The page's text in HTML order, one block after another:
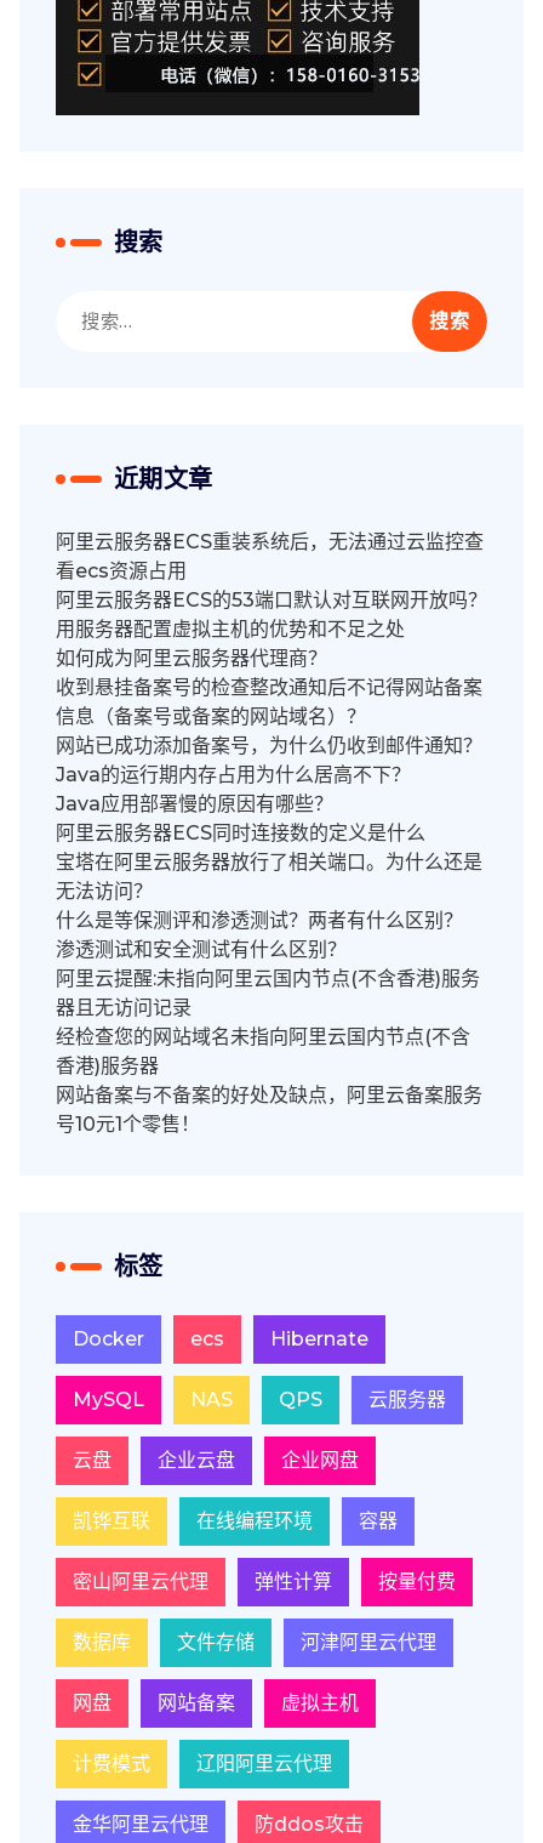
搜索
索：
近期文章
阿里云服务器ECS重装系统后，无法通过云监控查
看ecs资源占用
阿里云服务器ECS的53端口默认对互联网开放吗？
用服务器配置虚拟主机的优势和不足之处
如何成为阿里云服务器代理商？
收到悬挂备案号的检查整改通知后不记得网站备案
信息（备案号或备案的网站域名）？
网站已成功添加备案号，为什么仍收到邮件通知？
Java的运行期内存占用为什么居高不下？
Java应用部署慢的原因有哪些？
阿里云服务器ECS同时连接数的定义是什么
宝塔在阿里云服务器放行了相关端口。为什么还是
无法访问？
什么是等保测评和渗透测试？两者有什么区别？
渗透测试和安全测试有什么区别？
阿里云提醒:未指向阿里云国内节点(不含香港)服务
器且无访问记录
经检查您的网站域名未指向阿里云国内节点(不含
香港)服务器
网站备案与不备案的好处及缺点，阿里云备案服务
号10元1个零售！
标签
Docker ecs Hibernate
MySQL NAS QPS 云服务器
云盘 企业云盘 企业网盘
凯铧互联 在线编程环境 容器
密山阿里云代理 弹性计算 按量付费
数据库 文件存储 河津阿里云代理
网盘 网站备案 虚拟主机
计费模式 辽阳阿里云代理
金华阿里云代理 防ddos攻击